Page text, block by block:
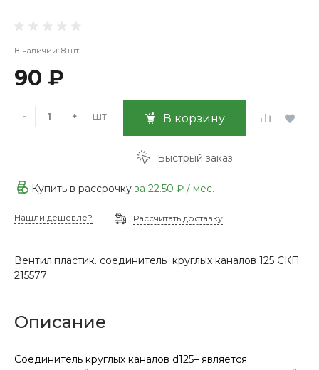
В наличии: 8 шт
90 ₽
- + шт. В корзину
Быстрый заказ
Купить в рассрочку за 22.50 ₽ / мес.
Нашли дешевле? Рассчитать доставку
Вентил.пластик. соединитель круглых каналов 125 СКП
215577
Описание
Соединитель круглых каналов d125– является